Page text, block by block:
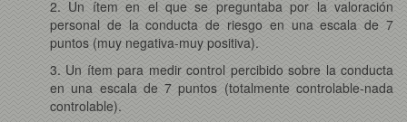
2. Un ítem en el que se preguntaba por la valoración
personal de la conducta de riesgo en una escala de 7
puntos (muy negativa-muy positiva).
3. Un ítem para medir control percibido sobre la conducta
en una escala de 7 puntos (totalmente controlable-nada
controlable).